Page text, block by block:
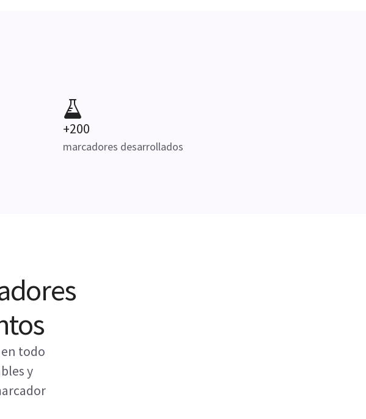
+200
marcadores desarrollados
en todo
y